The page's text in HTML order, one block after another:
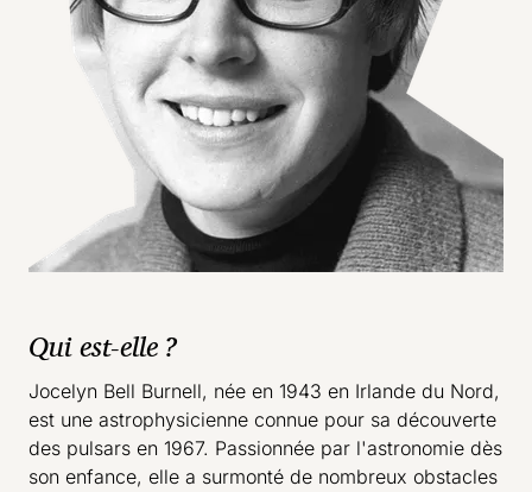
Qui est-elle ?
Jocelyn Bell Burnell, née en 1943 en Irlande du Nord,
est une astrophysicienne connue pour sa découverte
des pulsars en 1967. Passionnée par l'astronomie dès
son enfance, elle a surmonté de nombreux obstacles